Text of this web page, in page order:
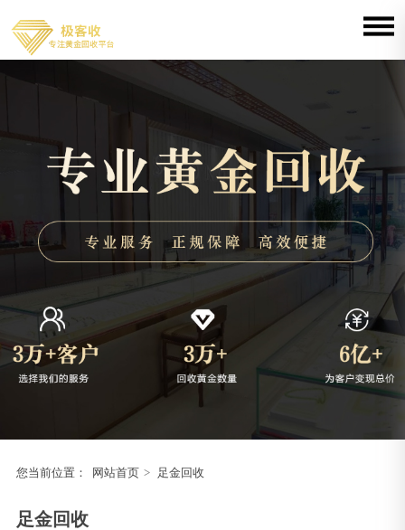
您当前位置： 网站首页 > 足金回收
足金回收